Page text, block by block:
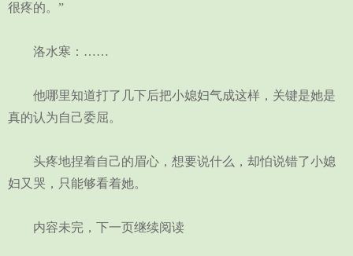
很疼的。”
洛水寒：……
他哪里知道打了几下后把小媳妇气成这样，关键是她是
真的认为自己委屈。
头疼地捏着自己的眉心，想要说什么，却怕说错了小媳
妇又哭，只能够看着她。
内容未完，下一页继续阅读